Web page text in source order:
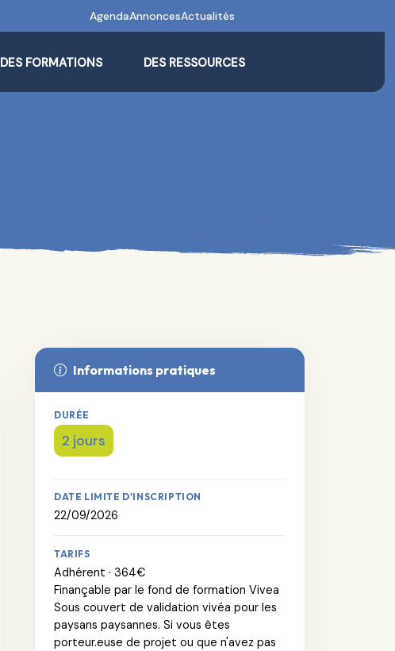
AgendaAnnoncesActualités
DES FORMATIONS DES RESSOURCES
Informations pratiques
DURÉE
2 jours
DATE LIMITE D'INSCRIPTION
22/09/2026
TARIFS
Adhérent · 364€
Finançable par le fond de formation Vivea
Sous couvert de validation vivéa pour les
paysans paysannes. Si vous êtes
porteur.euse de projet ou que n'avez pas